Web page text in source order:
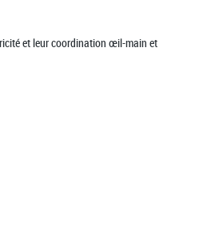
et leur coordination œil-main et